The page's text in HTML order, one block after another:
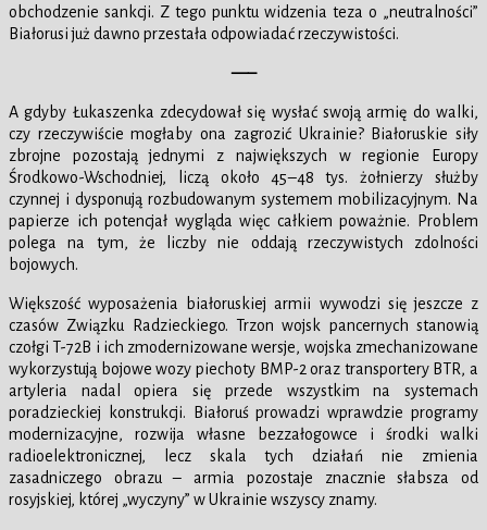
obchodzenie sankcji. Z tego punktu widzenia teza o „neutralności”
Białorusi już dawno przestała odpowiadać rzeczywistości.
—–
A gdyby Łukaszenka zdecydował się wysłać swoją armię do walki,
czy rzeczywiście mogłaby ona zagrozić Ukrainie? Białoruskie siły
zbrojne pozostają jednymi z największych w regionie Europy
Środkowo-Wschodniej, liczą około 45–48 tys. żołnierzy służby
czynnej i dysponują rozbudowanym systemem mobilizacyjnym. Na
papierze ich potencjał wygląda więc całkiem poważnie. Problem
polega na tym, że liczby nie oddają rzeczywistych zdolności
bojowych.
Większość wyposażenia białoruskiej armii wywodzi się jeszcze z
czasów Związku Radzieckiego. Trzon wojsk pancernych stanowią
czołgi T-72B i ich zmodernizowane wersje, wojska zmechanizowane
wykorzystują bojowe wozy piechoty BMP-2 oraz transportery BTR, a
artyleria nadal opiera się przede wszystkim na systemach
poradzieckiej konstrukcji. Białoruś prowadzi wprawdzie programy
modernizacyjne, rozwija własne bezzałogowce i środki walki
radioelektronicznej, lecz skala tych działań nie zmienia
zasadniczego obrazu – armia pozostaje znacznie słabsza od
rosyjskiej, której „wyczyny” w Ukrainie wszyscy znamy.